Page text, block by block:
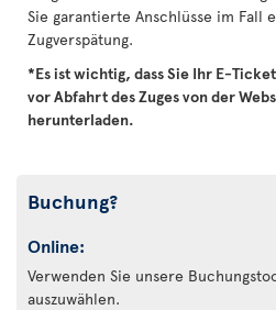
Sie garantierte Anschlüsse im Fall
Zugverspätung.
*Es ist wichtig, dass Sie Ihr E-
vor Abfahrt des Zuges von der
herunterladen.
Buchung?
Online:
Verwenden Sie unsere
auszuwählen.